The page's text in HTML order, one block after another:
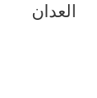
العدان